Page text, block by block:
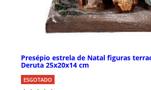
Presépio estrela de Natal figuras
Deruta 25x20x14 cm
ESGOTADO